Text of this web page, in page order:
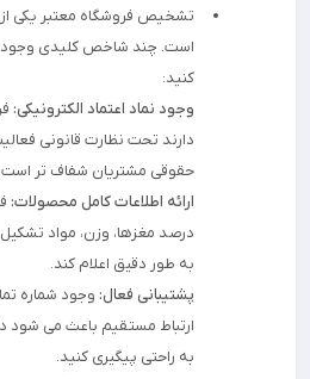
تشخیص فروشگاه معتبر یکی از
است. چند شاخص کلیدی وجود
کنید:
وجود نماد اعتماد الکترونیکی:
دارند تحت نظارت قانونی
حقوقی مشتریان شفاف تر است.
ارائه اطلاعات کامل محصولات:
درصد مغزها، وزن، مواد
به طور دقیق اعلام کند.
پشتیبانی فعال: وجود شماره
ارتباط مستقیم باعث می شود
به راحتی پیگیری کنید.